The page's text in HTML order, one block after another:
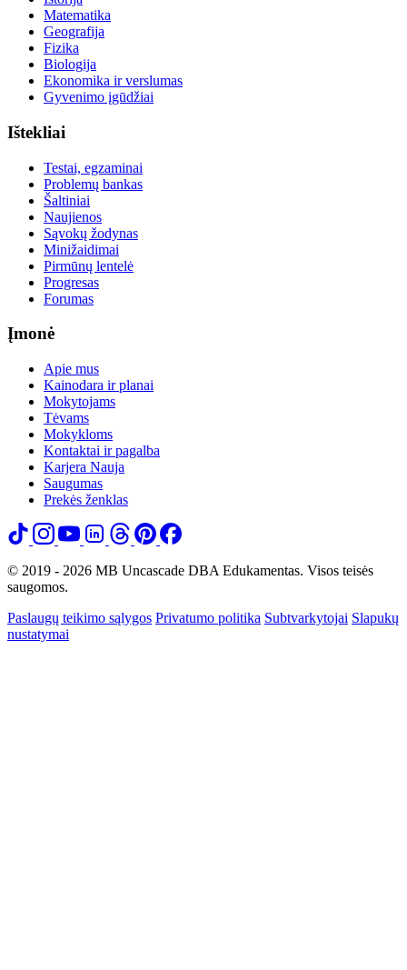
Matematika
Geografija
Fizika
Biologija
Ekonomika ir verslumas
Gyvenimo įgūdžiai
Ištekliai
Testai, egzaminai
Problemų bankas
Šaltiniai
Naujienos
Sąvokų žodynas
Minižaidimai
Pirmūnų lentelė
Progresas
Forumas
Įmonė
Apie mus
Kainodara ir planai
Mokytojams
Tėvams
Mokykloms
Kontaktai ir pagalba
Karjera Nauja
Saugumas
Prekės ženklas
© 2019 - 2026 MB Uncascade DBA Edukamentas. Visos teisės
saugomos.
Paslaugų teikimo sąlygos Privatumo politika Subtvarkytojai Slapukų
nustatymai